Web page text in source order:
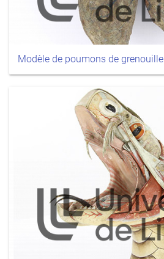
Modèle de poumons de grenouille